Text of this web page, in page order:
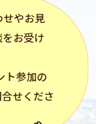
せやお見
お受け
ト参加の
せくださ